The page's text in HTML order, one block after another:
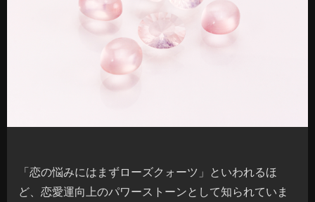
「恋の悩みにはまずローズクォーツ」といわれるほ
ど、恋愛運向上のパワーストーンとして知られていま